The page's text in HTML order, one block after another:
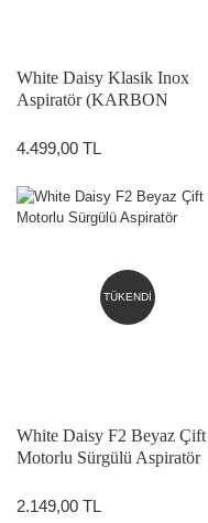
White Daisy Klasik Inox
Aspiratör (KARBON
KULLANIM)
4.499,00 TL
TÜKENDİ
White Daisy F2 Beyaz Çift
Motorlu Sürgülü Aspiratör
2.149,00 TL